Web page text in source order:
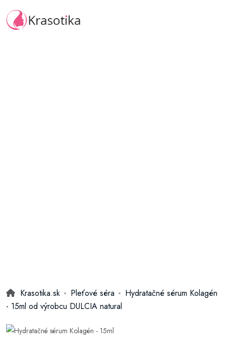
Krasotika.sk Pleťové séra
Hydratačné sérum Kolagén
- 15ml od výrobcu DULCIA natural